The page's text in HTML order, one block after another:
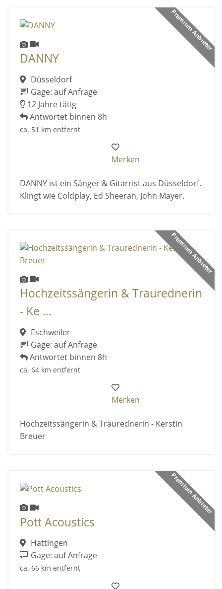
Premium Anbieter
DANNY
Düsseldorf
Gage: auf Anfrage
12 Jahre tätig
Antwortet binnen 8h
ca. 51 km entfernt
Merken
DANNY ist ein Sänger & Gitarrist aus Düsseldorf.
Klingt wie Coldplay, Ed Sheeran, John Mayer.
Premium Anbieter
Hochzeitssängerin & Traurednerin
- Ke ...
Eschweiler
Gage: auf Anfrage
Antwortet binnen 8h
ca. 64 km entfernt
Merken
Hochzeitssängerin & Traurednerin - Kerstin
Breuer
Premium Anbieter
Pott Acoustics
Hattingen
Gage: auf Anfrage
ca. 66 km entfernt